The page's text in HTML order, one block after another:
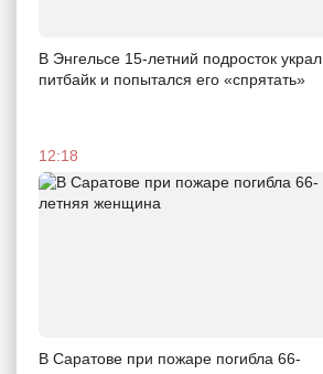
В Энгельсе 15-летний подросток украл
питбайк и попытался его «спрятать»
12:18
В Саратове при пожаре погибла 66-